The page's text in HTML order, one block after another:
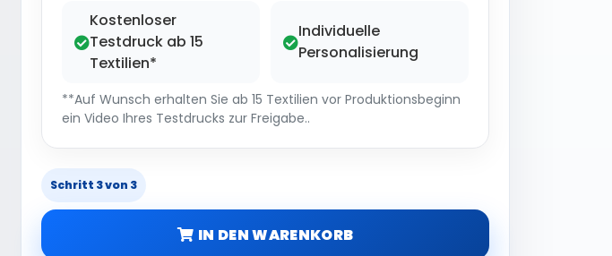
Kostenloser
Testdruck ab 15
Textilien*
Individuelle
Personalisierung
**Auf Wunsch erhalten Sie ab 15 Textilien vor Produktionsbeginn
ein Video Ihres Testdrucks zur Freigabe..
Schritt 3 von 3
IN DEN WARENKORB